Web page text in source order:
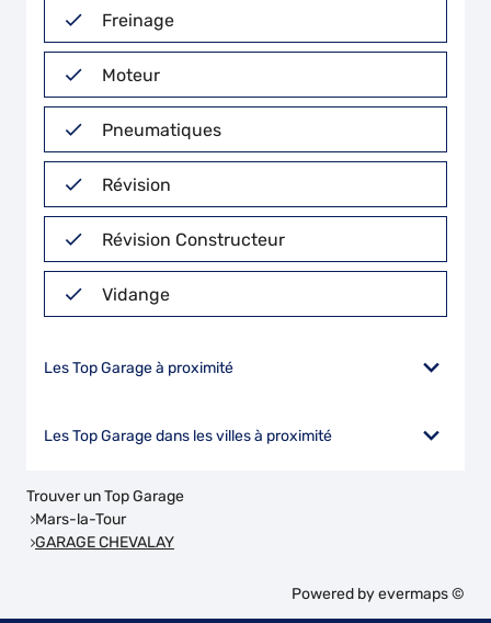
Freinage
Moteur
Pneumatiques
Révision
Révision Constructeur
Vidange
Les Top Garage à proximité
Les Top Garage dans les villes à proximité
Trouver un Top Garage
Mars-la-Tour
GARAGE CHEVALAY
Powered byevermaps ©